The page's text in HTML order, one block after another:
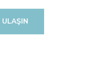
ULAŞIN